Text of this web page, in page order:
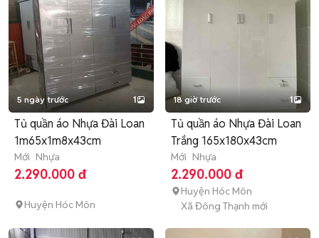
5 ngày trước 1
Tủ quần áo Nhựa Đài Loan
1m65x1m8x43cm
Mới Nhựa
2.290.000 đ
Huyện Hóc Môn
18 giờ trước 1
Tủ quần áo Nhựa Đài Loan
Trắng 165x180x43cm
Mới Nhựa
2.290.000 đ
Huyện Hóc Môn
Xã Đông Thạnh mới